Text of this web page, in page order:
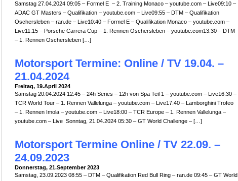
Samstag 27.04.2024 09:05 – Formel E – 2. Training Monaco – youtube.com – Live09:10 –
ADAC GT Masters – Qualifikation – youtube.com – Live09:55 – DTM – Qualifikation
Oschersleben – ran.de – Live10:40 – Formel E – Qualifikation Monaco – youtube.com –
Live11:15 – Porsche Carrera Cup – 1. Rennen Oschersleben – youtube.com13:30 – DTM
– 1. Rennen Oschersleben […]
Motorsport Termine: Online / TV 19.04. –
21.04.2024
Freitag, 19.April 2024
Samstag 20.04.2024 12:45 – 24h Series – 12h von Spa Teil 1 – youtube.com – Live16:30 –
TCR World Tour – 1. Rennen Vallelunga – youtube.com – Live17:40 – Lamborghini Trofeo
– 1. Rennen Imola – youtube.com – Live18:00 – TCR Europe – 1. Rennen Vallelunga –
youtube.com – Live Sonntag, 21.04.2024 05:30 – GT World Challenge – […]
Motorsport Termine Online / TV 22.09. –
24.09.2023
Donnerstag, 21.September 2023
Samstag, 23.09.2023 08:55 – DTM – Qualifikation Red Bull Ring – ran.de 09:45 – GT World